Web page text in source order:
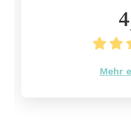
Mehr